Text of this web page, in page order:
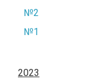
№2
№1
2023